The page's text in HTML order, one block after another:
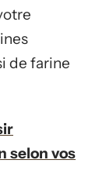
de farine
selon vos